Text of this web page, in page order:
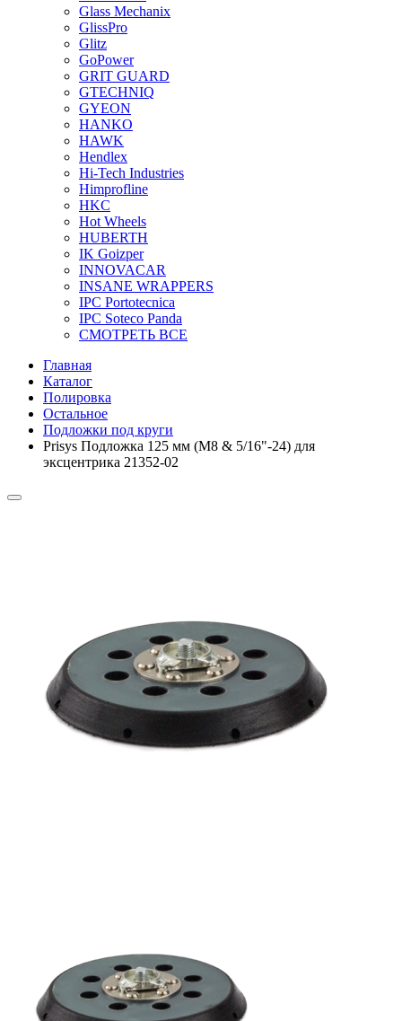
Glass Mechanix
GlissPro
Glitz
GoPower
GRIT GUARD
GTECHNIQ
GYEON
HANKO
HAWK
Hendlex
Hi-Tech Industries
Himprofline
HKC
Hot Wheels
HUBERTH
IK Goizper
INNOVACAR
INSANE WRAPPERS
IPC Portotecnica
IPC Soteco Panda
СМОТРЕТЬ ВСЕ
Главная
Каталог
Полировка
Остальное
Подложки под круги
Prisys Подложка 125 мм (M8 & 5/16"-24) для
эксцентрика 21352-02